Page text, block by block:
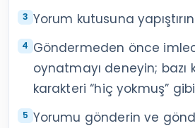
Yorum kutusuna
Göndermeden önce
oynatmayı deneyin; bazı
karakteri “hiç yokmuş”
Yorumu gönderin ve